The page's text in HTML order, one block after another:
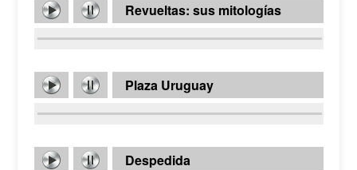
Revueltas: sus mitologías
Plaza Uruguay
Despedida